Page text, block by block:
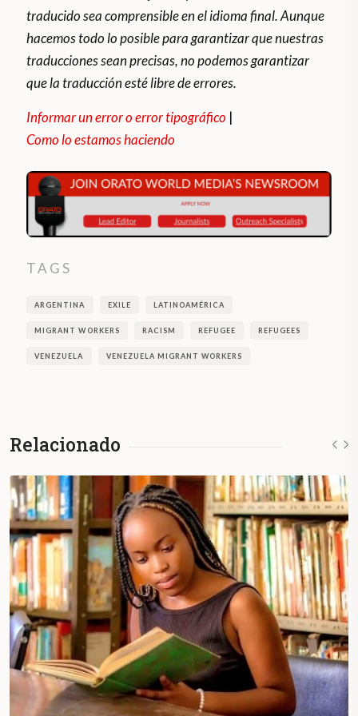
más el 30% existente por cada dólar
ahorrado. Esto incluía compras o pagos
realizados con tarjetas de crédito en el
exterior.
traducido sea comprensible en el idioma final. Aunque
hacemos todo lo posible para garantizar que nuestras
traducciones sean precisas, no podemos garantizar
que la traducción esté libre de errores.
Informar un error o error tipográfico |
Como lo estamos haciendo
TAGS
ARGENTINA EXILE LATINOAMÉRICA
MIGRANT WORKERS RACISM REFUGEE REFUGEES
VENEZUELA VENEZUELA MIGRANT WORKERS
Relacionado